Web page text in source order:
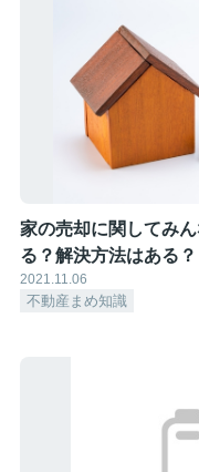
家の売却に関してみ
る？解決方法はある？
2021.11.06
不動産まめ知識